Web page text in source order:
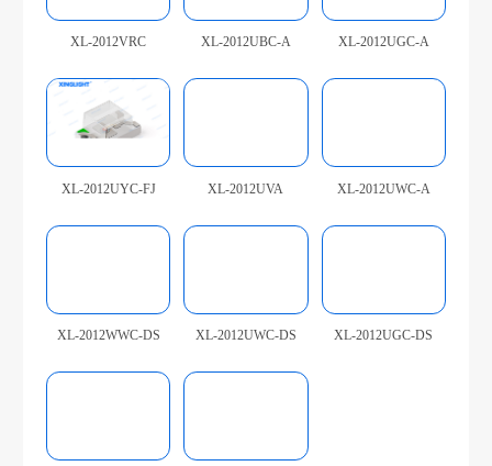
XL-2012VRC XL-2012UBC-A XL-2012UGC-A
XL-2012UYC-FJ XL-2012UVA XL-2012UWC-A
XL-2012WWC-DS XL-2012UWC-DS XL-2012UGC-DS